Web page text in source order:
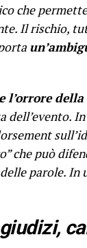
che
Il rischio,
l’orrore
che può
parole. In